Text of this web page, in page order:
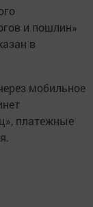
и пошлин»
в
мобильное
платежные